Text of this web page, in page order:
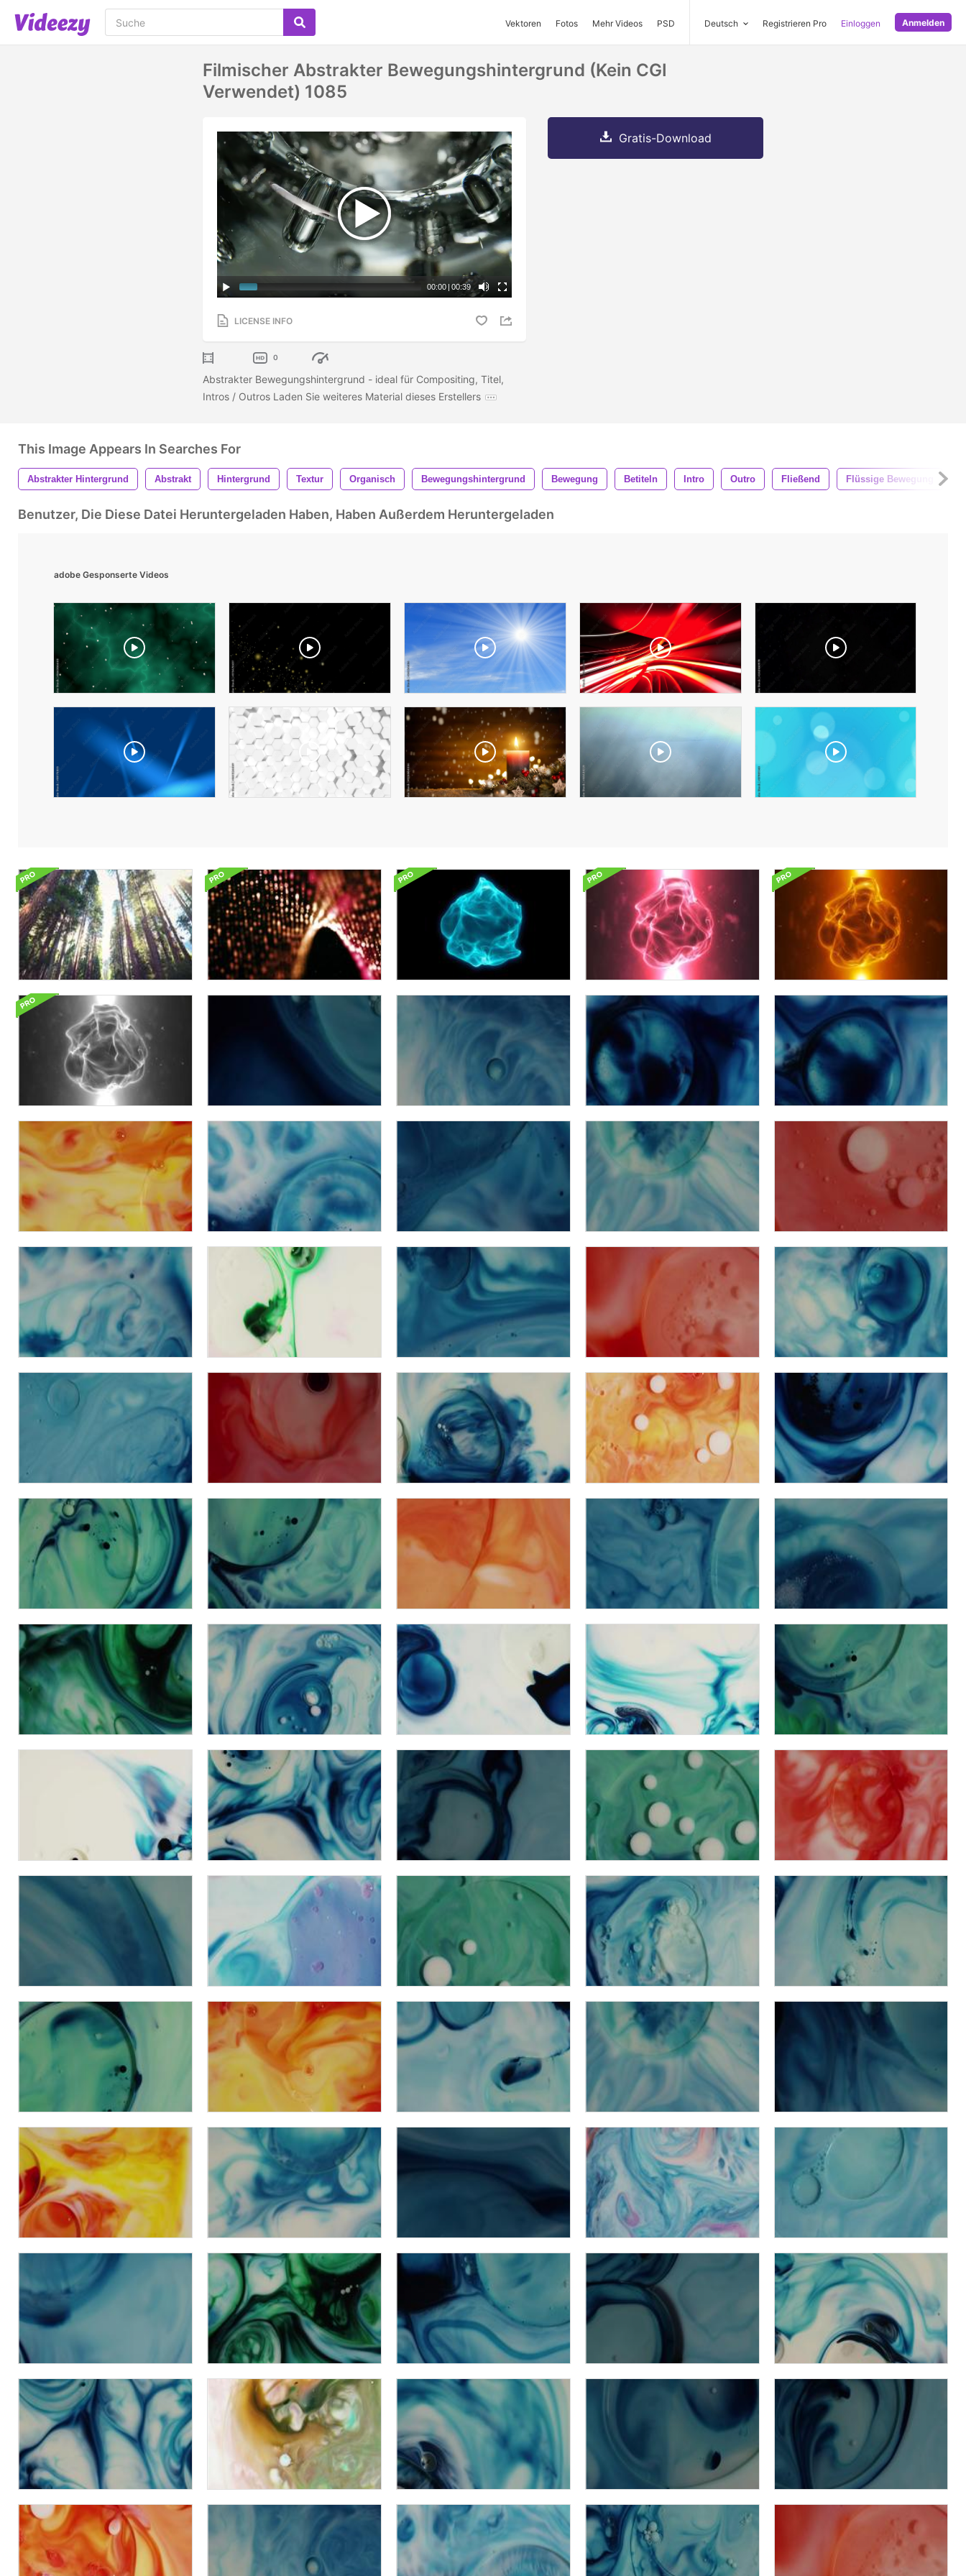
Vektoren Fotos Mehr Videos PSD Deutsch Registrieren Pro Einloggen Anmelden
Filmischer Abstrakter Bewegungshintergrund (kein CGI
Verwendet) 1085
00:00 | 00:39
LICENSE INFO
0
Abstrakter Bewegungshintergrund - ideal für Compositing, Titel,
Intros / Outros Laden Sie weiteres Material dieses Erstellers
Gratis-Download
This Image Appears In Searches For
Abstrakter Hintergrund Abstrakt Hintergrund Textur Organisch Bewegungshintergrund Bewegung Betiteln Intro Outro Fließend Flüssige Bewegung
Benutzer, Die Diese Datei Heruntergeladen Haben, Haben Außerdem Heruntergeladen
adobe Gesponserte Videos